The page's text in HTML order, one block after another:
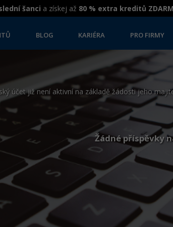
šanci a získej až 80 % extra kreditů
BLOG KARIÉRA PRO FIRMY
účet již není aktivní na základě žádosti jeho
Žádné příspěvky